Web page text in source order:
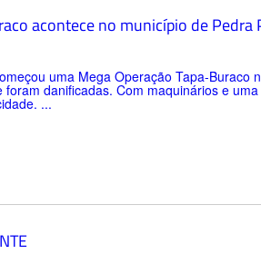
acontece no município de Pedra
uma Mega Operação Tapa-
danificadas. Com maquinários e
...